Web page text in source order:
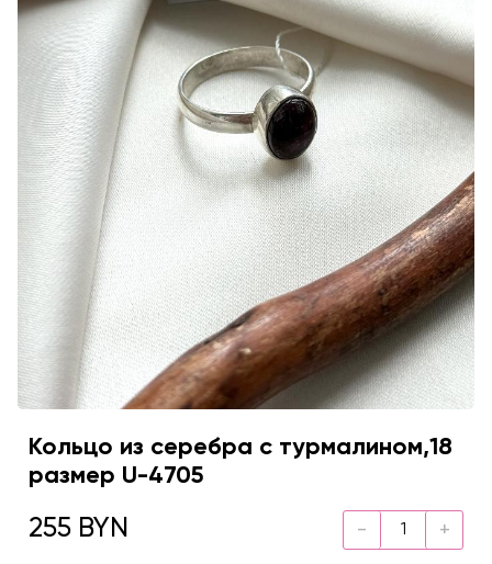
Кольцо из серебра с турмалином,18
размер U-4705
255 BYN